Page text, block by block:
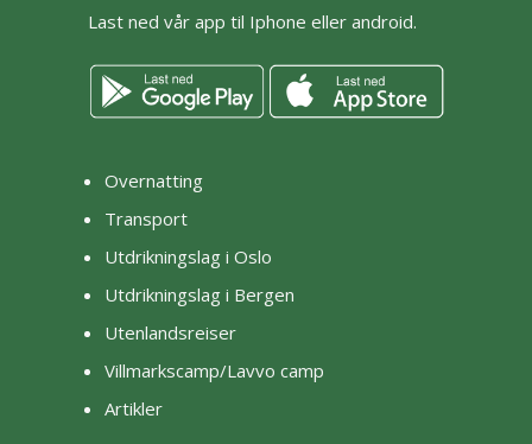
Last ned vår app til Iphone eller android.
Overnatting
Transport
Utdrikningslag i Oslo
Utdrikningslag i Bergen
Utenlandsreiser
Villmarkscamp/Lavvo camp
Artikler